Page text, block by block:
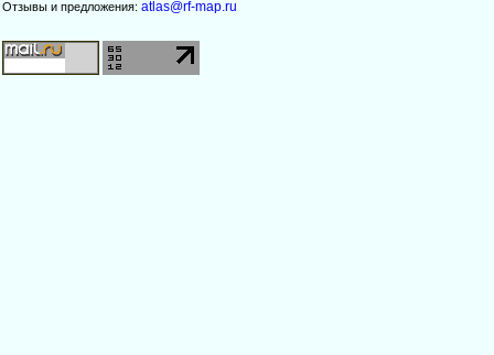
Отзывы и предложения: atlas@rf-map.ru